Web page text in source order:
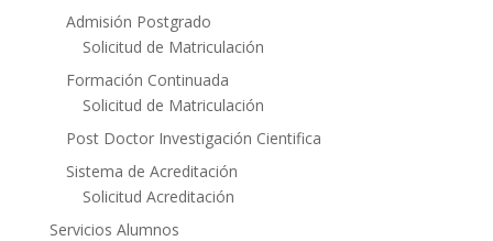
Admisión Postgrado
Solicitud de Matriculación
Formación Continuada
Solicitud de Matriculación
Post Doctor Investigación Cientifica
Sistema de Acreditación
Solicitud Acreditación
Servicios Alumnos